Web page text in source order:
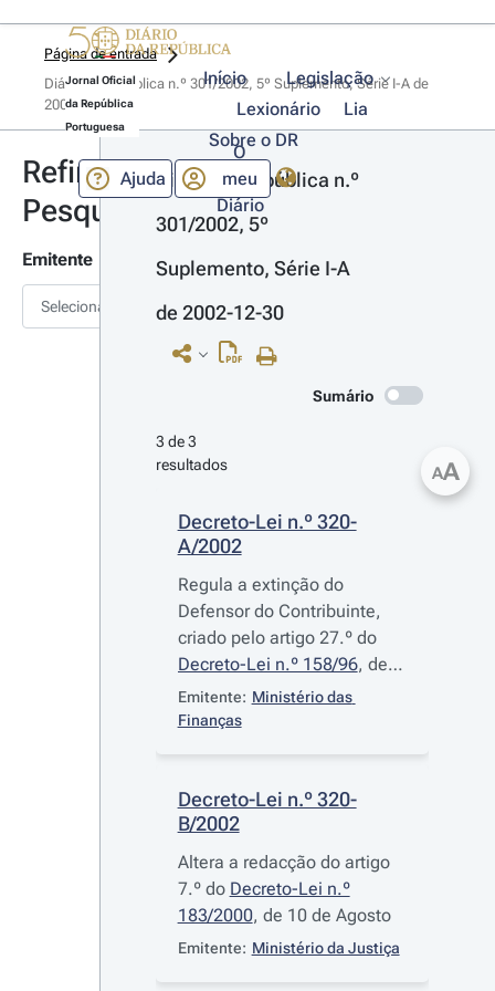
Jornal Oficial
da República
Portuguesa
Início
Legislação
Lexionário
Lia
Sobre o DR
Ajuda
O
meu
Diário
Página de entrada
Diário da República n.º 301/2002, 5º Suplemento, Série I-A de
2002-12-30
Refinar
Pesquisa
Emitente
Selecionar
Diário da República n.º
301/2002, 5º
Suplemento, Série I-A
de 2002-12-30
Sumário
3 de 3
resultados
Decreto-Lei n.º 320-
A/2002
Regula a extinção do
Defensor do Contribuinte,
criado pelo artigo 27.º do
Decreto-Lei n.º 158/96, de 3
de Setembro
Emitente: Ministério das
Finanças
Decreto-Lei n.º 320-
B/2002
Altera a redacção do artigo
7.º do Decreto-Lei n.º
183/2000, de 10 de Agosto
Emitente: Ministério da Justiça
AA